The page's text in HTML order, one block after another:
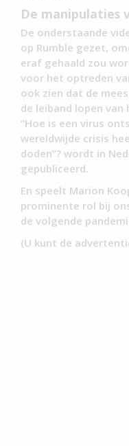
De manipulaties
De onderstaande
op Rumble gezet,
eraf gehaald zou
voor het optreden
ook zien dat de
de leiband lopen
“Hoe is een virus
wereldwijde crisis
doden”? wordt in
gepubliceerd.
En speelt Marion
prominente rol bij
de volgende
(U kunt de